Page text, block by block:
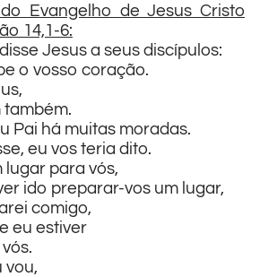
Evangelho de Jesus Cristo
14,1-6:
Jesus a seus discípulos:
o vosso coração.
também.
Pai há muitas moradas.
eu vos teria dito.
lugar para vós,
ido preparar-vos um lugar,
comigo,
eu estiver
vou,